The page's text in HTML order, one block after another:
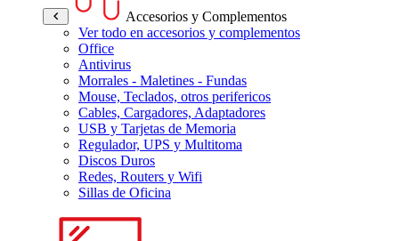
Accesorios y Complementos
Ver todo en accesorios y complementos
Office
Antivirus
Morrales - Maletines - Fundas
Mouse, Teclados, otros perifericos
Cables, Cargadores, Adaptadores
USB y Tarjetas de Memoria
Regulador, UPS y Multitoma
Discos Duros
Redes, Routers y Wifi
Sillas de Oficina